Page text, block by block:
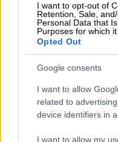
I want to opt-out of
Retention, Sale,
Personal Data that
Purposes for which it
Opted Out
Google consents
I want to allow
related to
device identifiers in
I want to allow my
βεβαιώθηκαν
οποίες 273 σε
Ενδεικτικά,
για οδήγηση υπό
οινοπνεύματος,
βαθμό
ορίου ταχύτητας ,
παραβίαση